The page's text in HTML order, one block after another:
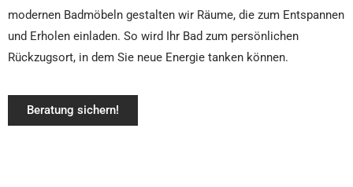
modernen Badmöbeln gestalten wir Räume, die zum Entspannen
und Erholen einladen. So wird Ihr Bad zum persönlichen
Rückzugsort, in dem Sie neue Energie tanken können.
Beratung sichern!